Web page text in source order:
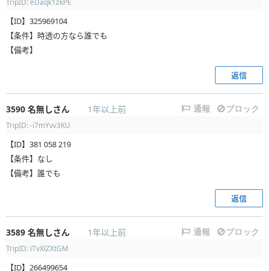
【ID】325969104
【条件】時透の方なら誰でも
【備考】
返信
3590 名無しさん 1年以上前 通報 ブロック
TripID: -i7mYvv3KU
【ID】381 058 219
【条件】なし
【備考】誰でも
返信
3589 名無しさん 1年以上前 通報 ブロック
TripID: iTvXlZXtGM
【ID】266499654